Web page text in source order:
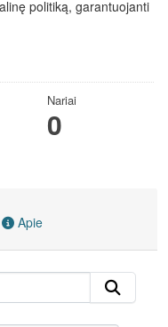
politiką, garantuojanti
Nariai
0
Apie